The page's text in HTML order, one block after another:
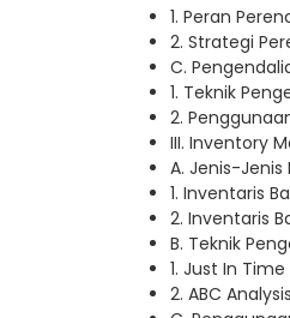
1. Peran
2. Strategi
C.
1. Teknik
2.
III. Inventory
A. Jenis-Jenis
1. Inventaris
2. Inventaris
B. Teknik
1. Just In
2. ABC Analysis